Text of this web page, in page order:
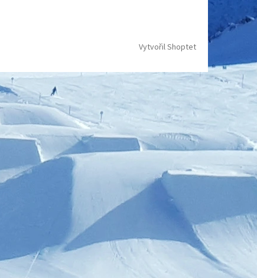
Vytvořil Shoptet